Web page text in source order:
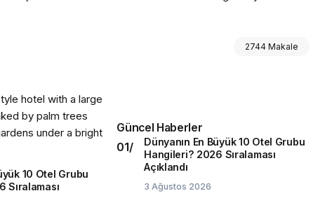
2744 Makale
10 Otel Grubu
Sıralaması
Güncel Haberler
Dünyanın En Büyük 10 Otel Grubu
Hangileri? 2026 Sıralaması
Açıklandı
3 Ağustos 2026